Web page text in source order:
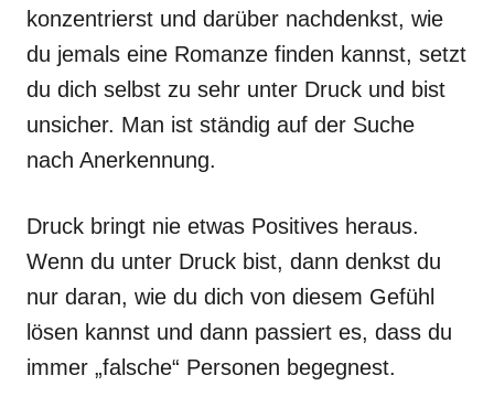
konzentrierst und darüber nachdenkst, wie
du jemals eine Romanze finden kannst, setzt
du dich selbst zu sehr unter Druck und bist
unsicher. Man ist ständig auf der Suche
nach Anerkennung.
Druck bringt nie etwas Positives heraus.
Wenn du unter Druck bist, dann denkst du
nur daran, wie du dich von diesem Gefühl
lösen kannst und dann passiert es, dass du
immer „falsche“ Personen begegnest.